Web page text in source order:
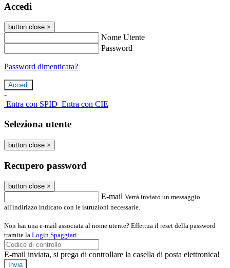
Accedi
button close ×
Nome Utente
Password
Password dimenticata?
-
Entra con SPID Entra con CIE
Seleziona utente
button close ×
Recupero password
button close ×
E-mail Verrà inviato un messaggio
all'indirizzo indicato con le istruzioni necessarie.
Non hai una e-mail associata al nome utente? Effettua il reset della password
tramite la Login Spaggiari
E-mail inviata, si prega di controllare la casella di posta elettronica!